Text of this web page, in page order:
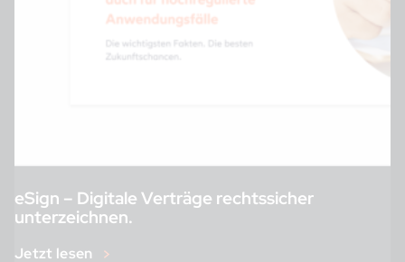
eSign – Digitale Verträge rechtssicher
unterzeichnen.
Jetzt lesen